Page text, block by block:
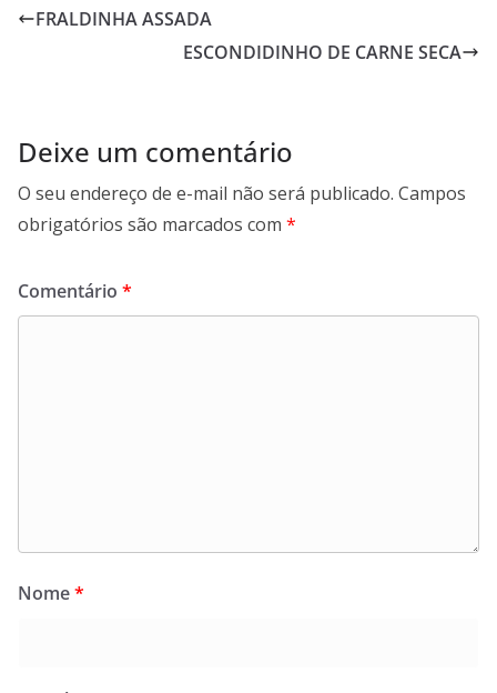
FRALDINHA ASSADA
ESCONDIDINHO DE CARNE SECA
Deixe um comentário
O seu endereço de e-mail não será publicado. Campos
obrigatórios são marcados com *
Comentário *
Nome*